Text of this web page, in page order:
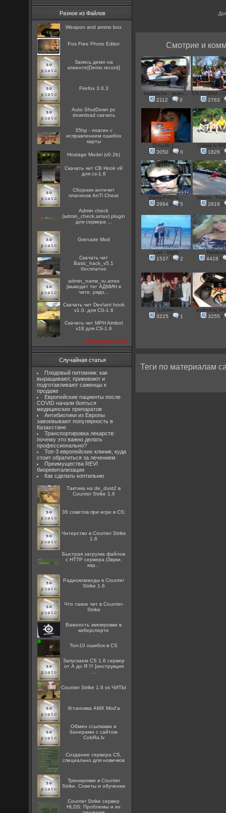
Разное из Файлов
Weapon and ammo box
Pos Free Photo Editor
Запись демо на
клиенте[Demo record]
Firefox 3.0.3
Auto ShutDown pc
download скачать
35hp - плагин с
исправлением ошибок
карты
Hostage Model (v0.2b)
Скачать чит CB Hook v9
для cs-1.6
Сборник античит
плагинов AnTi Cheat
Admin check
(admin_check.amxx) plugin
для сервера ...
Grenade Mod
Скачать чит
Basic_hack_v5.1
бесплатно
admin_name_ru.amxx
[выводит тег АДМИН в
чате, рядо...
Скачать чит Dev!ant hook
v1.0. для CS-1.6
Скачать чит MPH Aimbot
v18 для CS-1.6
посмотреть все
Случайная статья
Плодовый питомник: как
выращивают, прививают и
подготавливают саженцы к
продаже
Европейские пациенты после
COVID начали бояться
медицинских препаратов
Антибиотики из Европы
завоевывают популярность в
Казахстане
Транспортировка лекарств:
почему это важно делать
профессионально?
Топ-3 европейских клиник, куда
стоит обратиться за лечением
Преимущества REVI
биоревитализации
Как сделать коптильню
Тактика на de_dust2 в
Counter Strike 1.6
36 советов при игре в CS:
Читерство в Counter Strike
1.6
Быстрая загрузка файлов
с HTTP сервера (Звуки,
кар...
Радиокоманды в Counter
Strike 1.6
Что такое чит в Counter-
Strike
Важность экипировки в
киберспорте
Топ-10 ошибок в CS
Запускаем CS 1.6 сервер
от А до Я !!! [инструкция
Counter Strike 1.6 vs ЧИТЫ
Установка AMX Mod'a
Oбмен ссылками и
банерами с сайтом
CobRa.lv
Создание сервера CS,
специально для новичков
Тренировки в Counter
Strike. Советы и обучение
Counter Strike сервер
HLDS: Проблемы и их
Смотрие и
headache - выез...
2112
| 0
2763
D-nuJIc | ...
3050
0
Cobra.lv
1828
[Hasy/Pr0]<s...
2994| 5
2819
Las - fright
1537
2
4418
Looser
3225
1
podrubaj
3255
Теги по материалам